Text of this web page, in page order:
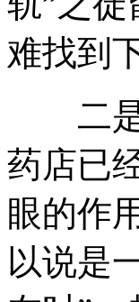
难找到
二是
药店已
眼的作
以说是